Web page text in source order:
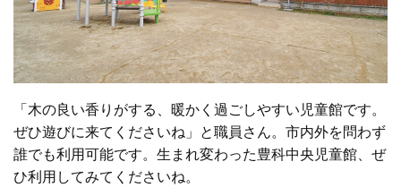
「木の良い香りがする、暖かく過ごしやすい児童館です。
ぜひ遊びに来てくださいね」と職員さん。市内外を問わず
誰でも利用可能です。生まれ変わった豊科中央児童館、ぜ
ひ利用してみてくださいね。